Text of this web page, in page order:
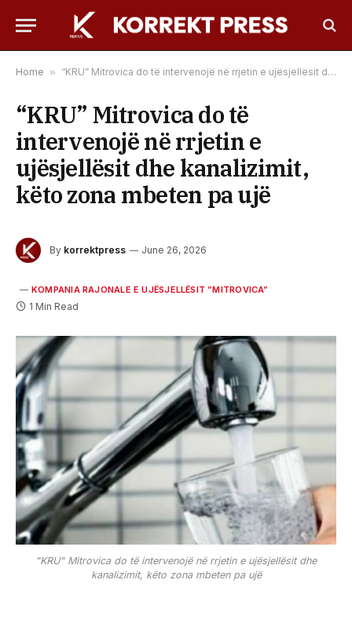
Home » “KRU” Mitrovica do të intervenojë në rrjetin e ujësjellësit dhe kanalizimit, këto zona mbeten pa ujë
“KRU” Mitrovica do të
intervenojë në rrjetin e
ujësjellësit dhe kanalizimit,
këto zona mbeten pa ujë
By korrektpress June 26, 2026
KOMPANIA RAJONALE E UJËSJELLËSIT ”MITROVICA”
1 Min Read
"KRU" Mitrovica do të intervenojë në rrjetin e ujësjellësit dhe
kanalizimit, këto zona mbeten pa ujë